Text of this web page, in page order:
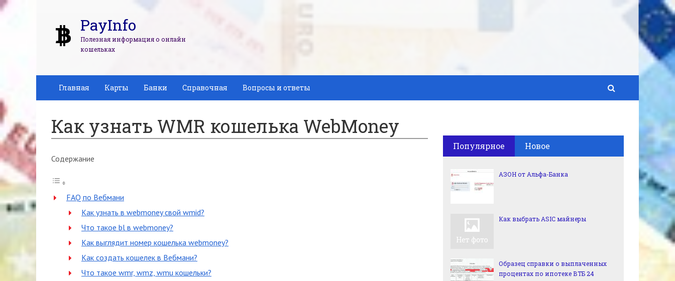
PayInfo
Полезная информация о онлайн
кошельках
Главная Карты Банки Справочная Вопросы и ответы
Как узнать WMR кошелька WebMoney
Содержание
FAQ по Вебмани
Как узнать в webmoney свой wmid?
Что такое bl в webmoney?
Как выглядит номер кошелька webmoney?
Как создать кошелек в Вебмани?
Что такое wmr, wmz, wmu кошельки?
Популярное Новое
АЗОН от Альфа-Банка
Как выбрать ASIC майнеры
Образец справки о выплаченных
процентах по ипотеке ВТБ 24